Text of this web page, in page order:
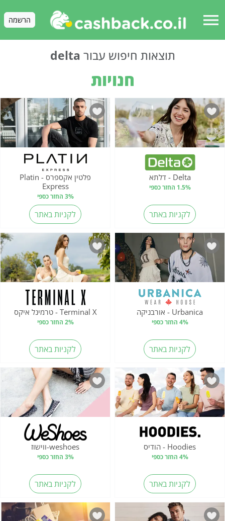
menu הרשמה
תוצאות חיפוש עבור delta
חנויות
Delta - דלתא
1.5% החזר כספי
לקניות באתר
פלטין אקספרס - Platin
Express
3% החזר כספי
לקניות באתר
Urbanica - אורבניקה
4% החזר כספי
לקניות באתר
Terminal X - טרמינל איקס
2% החזר כספי
לקניות באתר
Hoodies - הודיס
4% החזר כספי
לקניות באתר
weshoes-ווישוז
3% החזר כספי
לקניות באתר